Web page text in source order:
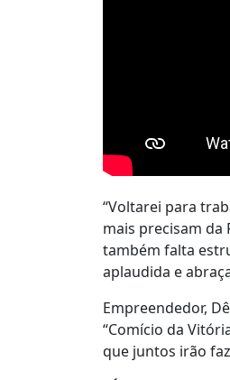
“Voltarei para
mais precisam
também falta
aplaudida e
Empreendedor,
“Comício da
que juntos irão